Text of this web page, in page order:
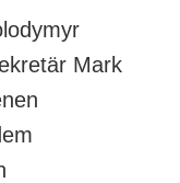
Mark